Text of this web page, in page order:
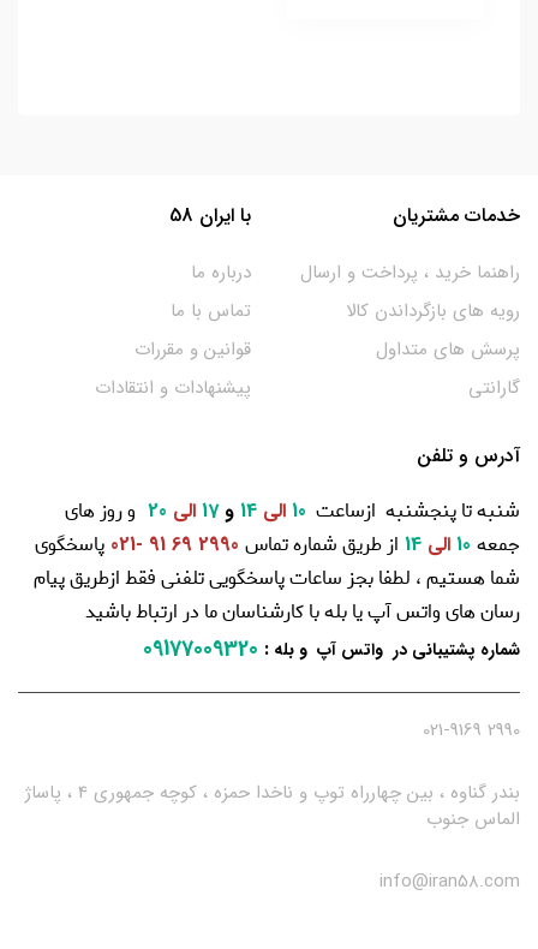
خدمات مشتریان
راهنما خرید ، پرداخت و ارسال
رویه های بازگرداندن کالا
پرسش های متداول
گارانتی
با ایران 58
درباره ما
تماس با ما
قوانین و مقررات
پیشنهادات و انتقادات
آدرس و تلفن
شنبه تا پنجشنبه ازساعت 10 الی و17 الی
و روز های
جمعه
الی از طریق شماره تماس 2990 69 91 -021
پاسخگوی
شما هستیم ، لطفا بجز ساعات پاسخگویی تلفنی فقط ازطریق پیام
رسان های واتس آپ یا بله با کارشناسان ما در ارتباط باشید
شماره پشتیبانی در واتس آپ و بله :
09177009320
2990 021-9169
بندر گناوه ، بین چهارراه توپ و ناخدا حمزه ، کوچه جمهوری 4 ، پاساژ
الماس جنوب
info@iran58.com